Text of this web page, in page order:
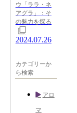
ウ「ララ・ネ
アグラ」：そ
の魅力を探る
2024.07.26
カテゴリーか
ら検索
アロ
マ